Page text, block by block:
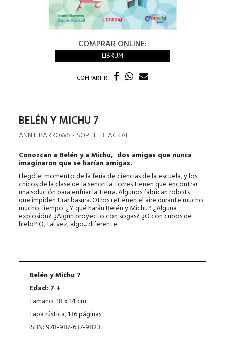
COMPRAR ONLINE:
LIBRUM
COMPARTIR
BELÉN Y MICHU 7
ANNIE BARROWS - SOPHIE BLACKALL
Conozcan a Belén y a Michu, dos amigas que nunca
imaginaron que se harían amigas.
Llegó el momento de la feria de ciencias de la escuela, y los
chicos de la clase de la señorita Torres tienen que encontrar
una solución para enfriar la Tierra. Algunos fabrican robots
que impiden tirar basura. Otros retienen el aire durante mucho
mucho tiempo. ¿Y qué harán Belén y Michu? ¿Alguna
explosión? ¿Algún proyecto con sogas? ¿O con cubos de
hielo? O, tal vez, algo... diferente.
Belén y Michu 7
Edad: 7 +
Tamaño: 18 x 14 cm.
Tapa rústica, 136 páginas
ISBN: 978-987-637-9823